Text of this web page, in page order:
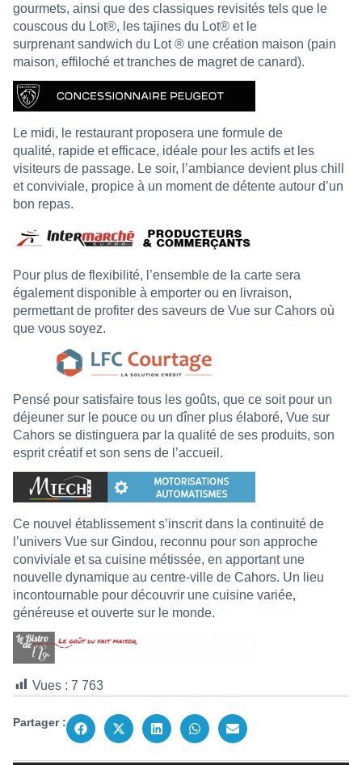
gourmets, ainsi que des classiques revisités tels que le
couscous du Lot®, les tajines du Lot® et le
surprenant sandwich du Lot ® une création maison (pain
maison, effiloché et tranches de magret de canard).
Le midi, le restaurant proposera une formule de
qualité, rapide et efficace, idéale pour les actifs et les
visiteurs de passage. Le soir, l’ambiance devient plus chill
et conviviale, propice à un moment de détente autour d’un
bon repas.
Pour plus de flexibilité, l’ensemble de la carte sera
également disponible à emporter ou en livraison,
permettant de profiter des saveurs de Vue sur Cahors où
que vous soyez.
Pensé pour satisfaire tous les goûts, que ce soit pour un
déjeuner sur le pouce ou un dîner plus élaboré, Vue sur
Cahors se distinguera par la qualité de ses produits, son
esprit créatif et son sens de l’accueil.
Ce nouvel établissement s’inscrit dans la continuité de
l’univers Vue sur Gindou, reconnu pour son approche
conviviale et sa cuisine métissée, en apportant une
nouvelle dynamique au centre-ville de Cahors. Un lieu
incontournable pour découvrir une cuisine variée,
généreuse et ouverte sur le monde.
Vues : 7 763
Partager :